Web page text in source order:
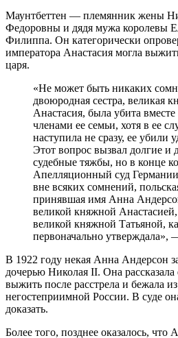
Маунтбеттен — племянник жены
Федоровны и дядя мужа королевы
Филиппа. Он категорически
императора Анастасия могла
царя.
«Не может быть никаких
двоюродная сестра, великая
Анастасия, была убита
членами ее семьи, хотя в ее
наступила не сразу, ее убили
Этот вопрос вызвал долгие и
судебные тяжбы, но в конце
Апелляционный суд
вне всяких сомнений,
принявшая имя Анна
великой княжной Анастасией,
великой княжной Татьяной,
первоначально утверждала»,
В 1922 году некая Анна Андерсон
дочерью Николая II. Она
выжить после расстрела и бежала
негостеприимной России. В суде
доказать.
Более того, позднее оказалось, что